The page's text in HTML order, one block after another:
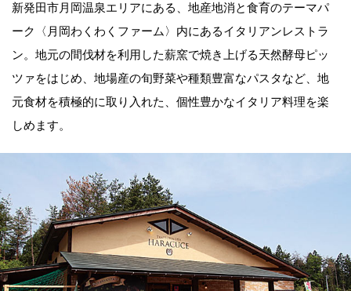
新発田市月岡温泉エリアにある、地産地消と食育のテーマパ
ーク〈月岡わくわくファーム〉内にあるイタリアンレストラ
ン。地元の間伐材を利用した薪窯で焼き上げる天然酵母ピッ
ツァをはじめ、地場産の旬野菜や種類豊富なパスタなど、地
元食材を積極的に取り入れた、個性豊かなイタリア料理を楽
しめます。